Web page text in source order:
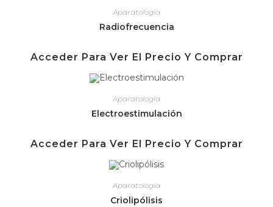
Aparatología
Radiofrecuencia
Acceder Para Ver El Precio Y Comprar
Aparatología
Electroestimulación
Acceder Para Ver El Precio Y Comprar
Aparatología
Criolipólisis